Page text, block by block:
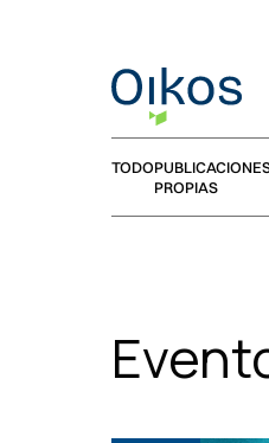
TODO
PROPIAS